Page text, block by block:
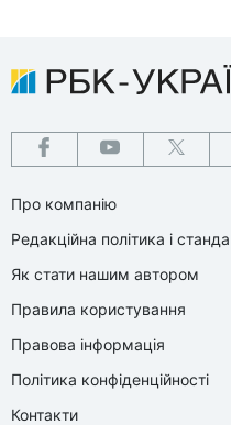
Про компанію
Редакційна політика і
Як стати нашим автором
Правила користування
Правова інформація
Політика конфіденційності
Контакти